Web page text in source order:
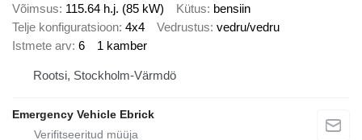
Võimsus 115.64 h.j. (85 kW) Kütus bensiin
Telje konfiguratsioon 4x4 Vedrustus vedru/vedru
Istmete arv 6 1 kamber
Rootsi, Stockholm-Värmdö
Emergency Vehicle Ebrick